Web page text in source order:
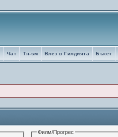
Бъкет
Влез в Гилдията
Tн-sм
Чат
Филм/Прогрес